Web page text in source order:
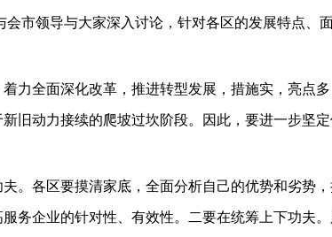
会市领导与大家深入讨论，针对各区的发展特点、
力全面深化改革，推进转型发展，措施实，亮点
旧动力接续的爬坡过坎阶段。因此，要进一步坚
。各区要摸清家底，全面分析自己的优势和劣势
务企业的针对性、有效性。二要在统筹上下功夫